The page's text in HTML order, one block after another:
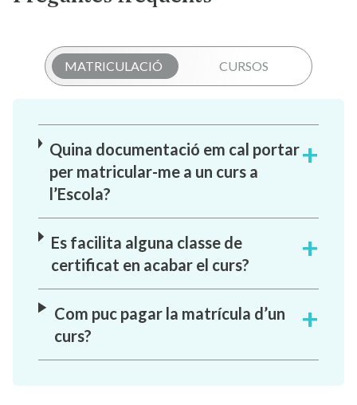
MATRICULACIÓ CURSOS
Quina documentació em cal portar
per matricular-me a un curs a
l’Escola?
Es facilita alguna classe de
certificat en acabar el curs?
Com puc pagar la matrícula d’un
curs?